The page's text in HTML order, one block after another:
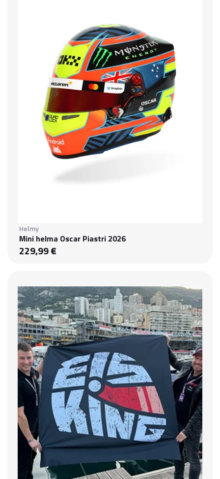
Helmy
Mini helma Oscar Piastri 2026
229,99 €